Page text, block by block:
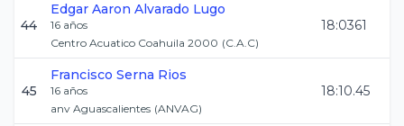
44
Edgar Aaron Alvarado Lugo
16 años
Centro Acuatico Coahuila 2000 (C.A.C)
18:0361
45
Francisco Serna Rios
16 años
anv Aguascalientes (ANVAG)
18:10.45